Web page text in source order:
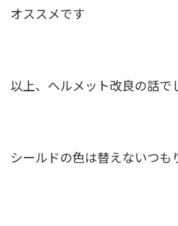
オススメです
以上、ヘルメット改良の話で
シールドの色は替えないつも